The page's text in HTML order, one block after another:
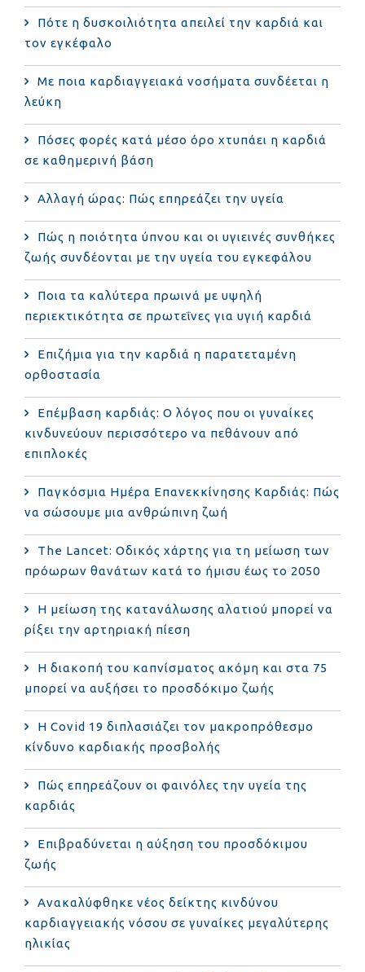
Πότε η δυσκοιλιότητα απειλεί την καρδιά και
τον εγκέφαλο
Με ποια καρδιαγγειακά νοσήματα συνδέεται η
λεύκη
Πόσες φορές κατά μέσο όρο χτυπάει η καρδιά
σε καθημερινή βάση
Αλλαγή ώρας: Πώς επηρεάζει την υγεία
Πώς η ποιότητα ύπνου και οι υγιεινές συνθήκες
ζωής συνδέονται με την υγεία του εγκεφάλου
Ποια τα καλύτερα πρωινά με υψηλή
περιεκτικότητα σε πρωτεΐνες για υγιή καρδιά
Επιζήμια για την καρδιά η παρατεταμένη
ορθοστασία
Επέμβαση καρδιάς: Ο λόγος που οι γυναίκες
κινδυνεύουν περισσότερο να πεθάνουν από
επιπλοκές
Παγκόσμια Ημέρα Επανεκκίνησης Καρδιάς: Πώς
να σώσουμε μια ανθρώπινη ζωή
The Lancet: Οδικός χάρτης για τη μείωση των
πρόωρων θανάτων κατά το ήμισυ έως το 2050
Η μείωση της κατανάλωσης αλατιού μπορεί να
ρίξει την αρτηριακή πίεση
Η διακοπή του καπνίσματος ακόμη και στα 75
μπορεί να αυξήσει το προσδόκιμο ζωής
Η Covid 19 διπλασιάζει τον μακροπρόθεσμο
κίνδυνο καρδιακής προσβολής
Πώς επηρεάζουν οι φαινόλες την υγεία της
καρδιάς
Επιβραδύνεται η αύξηση του προσδόκιμου
ζωής
Ανακαλύφθηκε νέος δείκτης κινδύνου
καρδιαγγειακής νόσου σε γυναίκες μεγαλύτερης
ηλικίας